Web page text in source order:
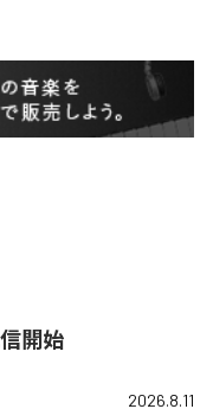
開始
2026.8.11